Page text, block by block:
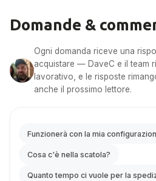
Domande &
Ogni domanda riceve una
acquistare — DaveC e il team
lavorativo, e le risposte
anche il prossimo lettore.
Funzionerà con la mia
Cosa c'è nella scatola?
Quanto tempo ci vuole per la